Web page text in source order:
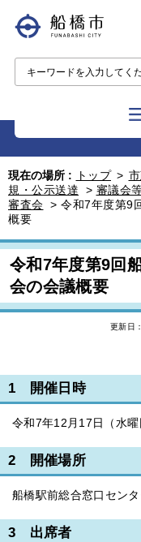
現在の場所 : トップ >
規・公示送達
> 審議会
審査会 > 令和7年度第9
概要
令和7年度第9回
会の会議概要
更新日
1 開催日時
令和7年12月17日（水
2 開催場所
船橋駅前総合窓口セン
3 出席者